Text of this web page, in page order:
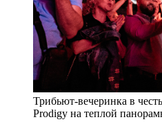
Трибьют-вечеринка в
Prodigy на теплой